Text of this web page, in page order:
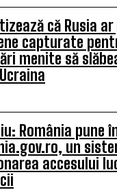
că Rusia
capturate
menite să
România pune
un
accesului